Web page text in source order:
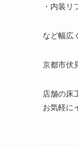
・内装リ
など幅広
京都市伏
店舗の床
お気軽に